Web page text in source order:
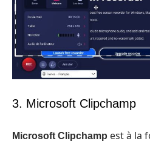
3. Microsoft Clipchamp
Microsoft Clipchamp est à la